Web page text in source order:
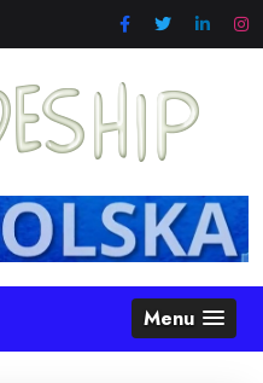
Menu